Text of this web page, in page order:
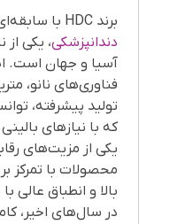
برند HDC با سابقه‌ای درخشان در تولید
دندانپزشکی، یکی از
آسیا و جهان است.
فناوری‌های نانو،
تولید پیشرفته،
که با نیازهای
محصولات با تمرکز
بالا و انطباق عالی